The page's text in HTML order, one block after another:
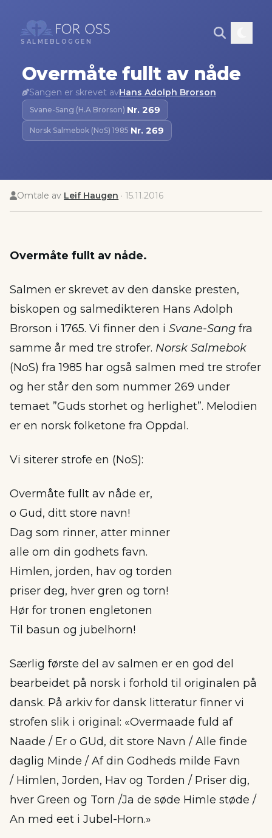
SALMEBLOGGEN
Overmåte fullt av nåde
Sangen er skrevet avHans Adolph Brorson
Svane-Sang (H.A Brorson)·Nr. 269
Norsk Salmebok (NoS) 1985·Nr. 269
Omtale av Leif Haugen ·15.11.2016
Overmåte fullt av nåde.
Salmen er skrevet av den danske presten,
biskopen og salmedikteren Hans Adolph
Brorson i 1765. Vi finner den i Svane-Sang fra
samme år med tre strofer. Norsk Salmebok
(NoS) fra 1985 har også salmen med tre strofer
og her står den som nummer 269 under
temaet ”Guds storhet og herlighet”. Melodien
er en norsk folketone fra Oppdal.
Vi siterer strofe en (NoS):
Overmåte fullt av nåde er,
o Gud, ditt store navn!
Dag som rinner, atter minner
alle om din godhets favn.
Himlen, jorden, hav og torden
priser deg, hver gren og torn!
Hør for tronen engletonen
Til basun og jubelhorn!
Særlig første del av salmen er en god del
bearbeidet på norsk i forhold til originalen på
dansk. På arkiv for dansk litteratur finner vi
strofen slik i original: «Overmaade fuld af
Naade / Er o GUd, dit store Navn / Alle finde
daglig Minde / Af din Godheds milde Favn
/ Himlen, Jorden, Hav og Torden / Priser dig,
hver Green og Torn /Ja de søde Himle støde /
An med eet i Jubel-Horn.»